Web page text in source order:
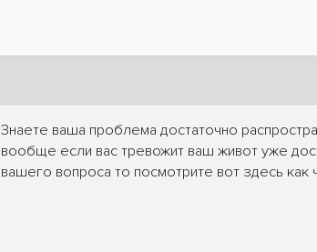
Знаете ваша проблема достаточно
вообще если вас тревожит ваш живот уже
вашего вопроса то посмотрите вот здесь